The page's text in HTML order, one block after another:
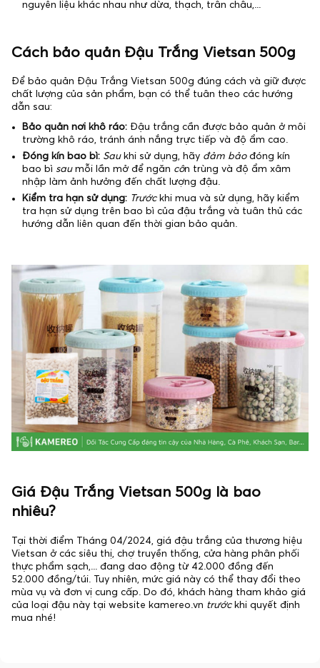
nguyên liệu khác nhau như dừa, thạch, trân châu,...
Cách bảo quản Đậu Trắng Vietsan 500g
Để bảo quản Đậu Trắng Vietsan 500g đúng cách và giữ được
chất lượng của sản phẩm, bạn có thể tuân theo các hướng
dẫn sau:
Bảo quản nơi khô ráo: Đậu trắng cần được bảo quản ở môi
trường khô ráo, tránh ánh nắng trực tiếp và độ ẩm cao.
Đóng kín bao bì: Sau khi sử dụng, hãy đảm bảo đóng kín
bao bì sau mỗi lần mở để ngăn côn trùng và độ ẩm xâm
nhập làm ảnh hưởng đến chất lượng đậu.
Kiểm tra hạn sử dụng: Trước khi mua và sử dụng, hãy kiểm
tra hạn sử dụng trên bao bì của đậu trắng và tuân thủ các
hướng dẫn liên quan đến thời gian bảo quản.
Giá Đậu Trắng Vietsan 500g là bao
nhiêu?
Tại thời điểm Tháng 04/2024, giá đậu trắng của thương hiệu
Vietsan ở các siêu thị, chợ truyền thống, cửa hàng phân phối
thực phẩm sạch,... đang dao động từ 42.000 đồng đến
52.000 đồng/túi. Tuy nhiên, mức giá này có thể thay đổi theo
mùa vụ và đơn vị cung cấp. Do đó, khách hàng tham khảo giá
của loại đậu này tại website kamereo.vn trước khi quyết định
mua nhé!